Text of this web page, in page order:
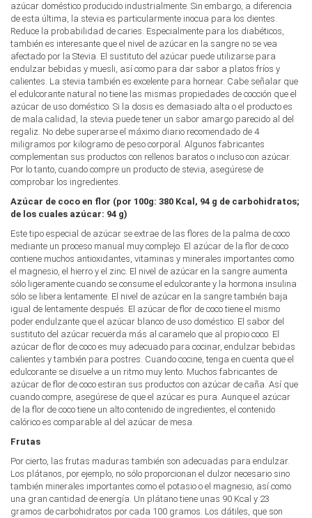
azúcar doméstico producido industrialmente. Sin embargo, a diferencia
de esta última, la stevia es particularmente inocua para los dientes.
Reduce la probabilidad de caries. Especialmente para los diabéticos,
también es interesante que el nivel de azúcar en la sangre no se vea
afectado por la Stevia. El sustituto del azúcar puede utilizarse para
endulzar bebidas y muesli, así como para dar sabor a platos fríos y
calientes. La stevia también es excelente para hornear. Cabe señalar que
el edulcorante natural no tiene las mismas propiedades de cocción que el
azúcar de uso doméstico. Si la dosis es demasiado alta o el producto es
de mala calidad, la stevia puede tener un sabor amargo parecido al del
regaliz. No debe superarse el máximo diario recomendado de 4
miligramos por kilogramo de peso corporal. Algunos fabricantes
complementan sus productos con rellenos baratos o incluso con azúcar.
Por lo tanto, cuando compre un producto de stevia, asegúrese de
comprobar los ingredientes.
Azúcar de coco en flor (por 100g: 380 Kcal, 94 g de carbohidratos;
de los cuales azúcar: 94 g)
Este tipo especial de azúcar se extrae de las flores de la palma de coco
mediante un proceso manual muy complejo. El azúcar de la flor de coco
contiene muchos antioxidantes, vitaminas y minerales importantes como
el magnesio, el hierro y el zinc. El nivel de azúcar en la sangre aumenta
sólo ligeramente cuando se consume el edulcorante y la hormona insulina
sólo se libera lentamente. El nivel de azúcar en la sangre también baja
igual de lentamente después. El azúcar de flor de coco tiene el mismo
poder endulzante que el azúcar blanco de uso doméstico. El sabor del
sustituto del azúcar recuerda más al caramelo que al propio coco. El
azúcar de flor de coco es muy adecuado para cocinar, endulzar bebidas
calientes y también para postres. Cuando cocine, tenga en cuenta que el
edulcorante se disuelve a un ritmo muy lento. Muchos fabricantes de
azúcar de flor de coco estiran sus productos con azúcar de caña. Así que
cuando compre, asegúrese de que el azúcar es pura. Aunque el azúcar
de la flor de coco tiene un alto contenido de ingredientes, el contenido
calórico es comparable al del azúcar de mesa.
Frutas
Por cierto, las frutas maduras también son adecuadas para endulzar.
Los plátanos, por ejemplo, no sólo proporcionan el dulzor necesario sino
también minerales importantes como el potasio o el magnesio, así como
una gran cantidad de energía. Un plátano tiene unas 90 Kcal y 23
gramos de carbohidratos por cada 100 gramos. Los dátiles, que son